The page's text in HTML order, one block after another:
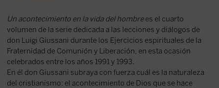
Un acontecimiento en la vida del hombrees el cuarto
volumen de la serie dedicada a las lecciones y diálogos de
don Luigi Giussani durante los Ejercicios espirituales de la
Fraternidad de Comunión y Liberación, en esta ocasión
celebrados entre los años 1991 y 1993.
En él don Giussani subraya con fuerza cuál es la naturaleza
del cristianismo: el acontecimiento de Dios que se hace